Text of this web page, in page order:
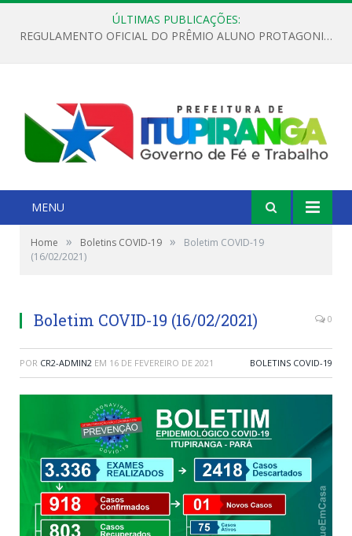
ÚLTIMAS PUBLICAÇÕES:
REGULAMENTO OFICIAL DO PRÊMIO ALUNO PROTAGONISTA – EDIÇÃO 2026
MENU
Home » Boletins COVID-19 »
Boletim COVID-19
(16/02/2021)
Boletim COVID-19 (16/02/2021) 0
POR CR2-ADMIN2 EM 16 DE FEVEREIRO DE 2021 BOLETINS COVID-19